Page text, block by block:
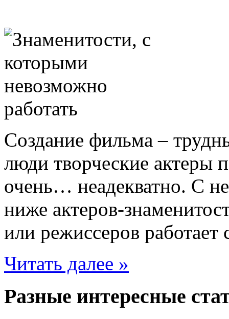
Создание фильма –
люди творческие актеры
очень… неадекватно. С
ниже актеров-
или режиссеров работает
Читать далее »
Разные интересные